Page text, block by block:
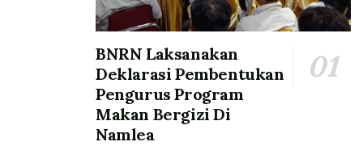
BNRN Laksanakan
Deklarasi Pembentukan
Pengurus Program
Makan Bergizi Di
Namlea